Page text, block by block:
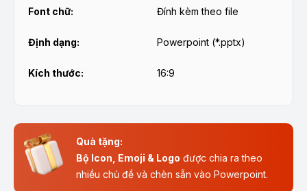
Font chữ: Đính kèm theo file
Định dạng: Powerpoint (*.pptx)
Kích thước: 16:9
Quà tặng:
Bộ Icon, Emoji & Logo được chia ra theo
nhiều chủ đề và chèn sẵn vào Powerpoint.